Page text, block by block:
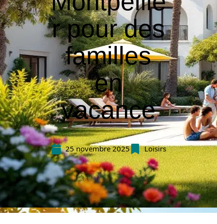
r pour des
familles
en
vacance
25 novembre 2025 Loisirs